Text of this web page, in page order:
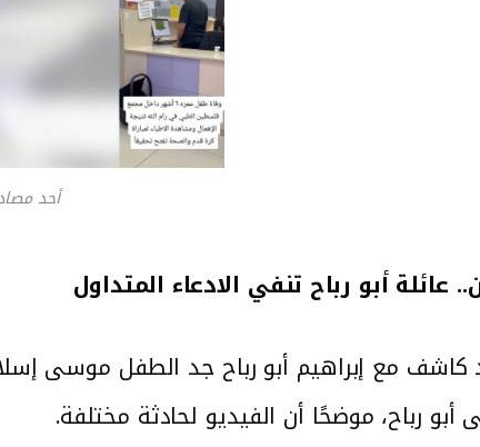
أحد
عائلة أبو رباح تنفي الادعاء المتداول
مع إبراهيم أبو رباح جد الطفل موسى
رباح، موضحًا أن الفيديو لحادثة مختلفة.